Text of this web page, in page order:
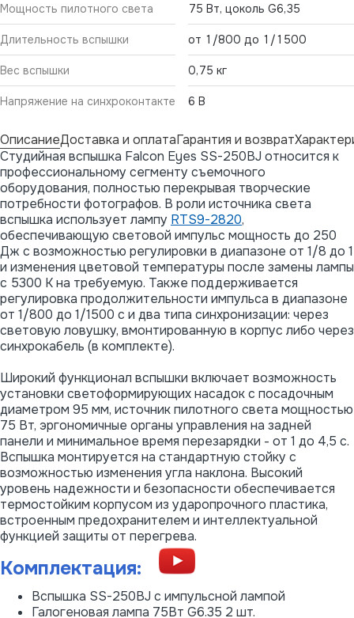
Мощность пилотного света 75 Вт, цоколь G6,35
Длительность вспышки от 1/800 до 1/1500
Вес вспышки 0,75 кг
Напряжение на синхроконтакте 6 В
ОписаниеДоставка и оплатаГарантия и возврат
Студийная вспышка Falcon Eyes SS-250BJ относится к
профессиональному сегменту съемочного
оборудования, полностью перекрывая творческие
потребности фотографов. В роли источника света
вспышка использует лампу RTS9-2820,
обеспечивающую световой импульс мощность до 250
Дж с возможностью регулировки в диапазоне от 1/8 до 1
и изменения цветовой температуры после замены лампы
с 5300 К на требуемую. Также поддерживается
регулировка продолжительности импульса в диапазоне
от 1/800 до 1/1500 с и два типа синхронизации: через
световую ловушку, вмонтированную в корпус либо через
синхрокабель (в комплекте).
Широкий функционал вспышки включает возможность
установки светоформирующих насадок с посадочным
диаметром 95 мм, источник пилотного света мощностью
75 Вт, эргономичные органы управления на задней
панели и минимальное время перезарядки - от 1 до 4,5 с.
Вспышка монтируется на стандартную стойку с
возможностью изменения угла наклона. Высокий
уровень надежности и безопасности обеспечивается
термостойким корпусом из ударопрочного пластика,
встроенным предохранителем и интеллектуальной
функцией защиты от перегрева.
Комплектация:
Вспышка SS-250BJ с импульсной лампой
Галогеновая лампа 75Вт G6.35 2 шт.